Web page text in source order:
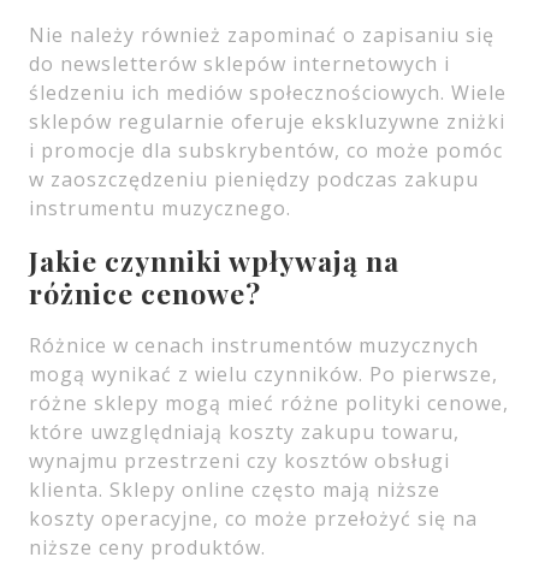
Nie należy również zapominać o zapisaniu się
do newsletterów sklepów internetowych i
śledzeniu ich mediów społecznościowych. Wiele
sklepów regularnie oferuje ekskluzywne zniżki
i promocje dla subskrybentów, co może pomóc
w zaoszczędzeniu pieniędzy podczas zakupu
instrumentu muzycznego.
Jakie czynniki wpływają na
różnice cenowe?
Różnice w cenach instrumentów muzycznych
mogą wynikać z wielu czynników. Po pierwsze,
różne sklepy mogą mieć różne polityki cenowe,
które uwzględniają koszty zakupu towaru,
wynajmu przestrzeni czy kosztów obsługi
klienta. Sklepy online często mają niższe
koszty operacyjne, co może przełożyć się na
niższe ceny produktów.